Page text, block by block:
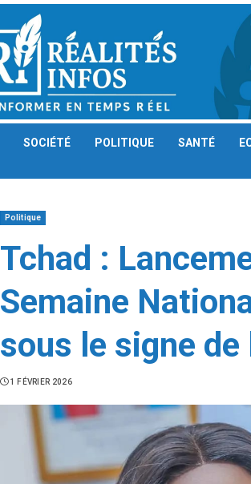
SOCIÉTÉ POLITIQUE SANTÉ
Politique
Tchad :
Semaine
sous le signe de
1 FÉVRIER 2026